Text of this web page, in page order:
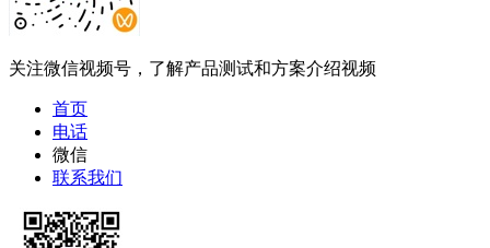
关注微信视频号，了解产品测试和方案介绍视频
首页
电话
微信
联系我们